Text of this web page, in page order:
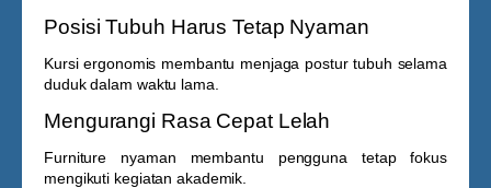
Posisi Tubuh Harus Tetap Nyaman
Kursi ergonomis membantu menjaga postur tubuh selama
duduk dalam waktu lama.
Mengurangi Rasa Cepat Lelah
Furniture nyaman membantu pengguna tetap fokus
mengikuti kegiatan akademik.